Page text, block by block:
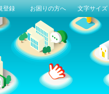
登録 お困りの方へ 文字サイズ